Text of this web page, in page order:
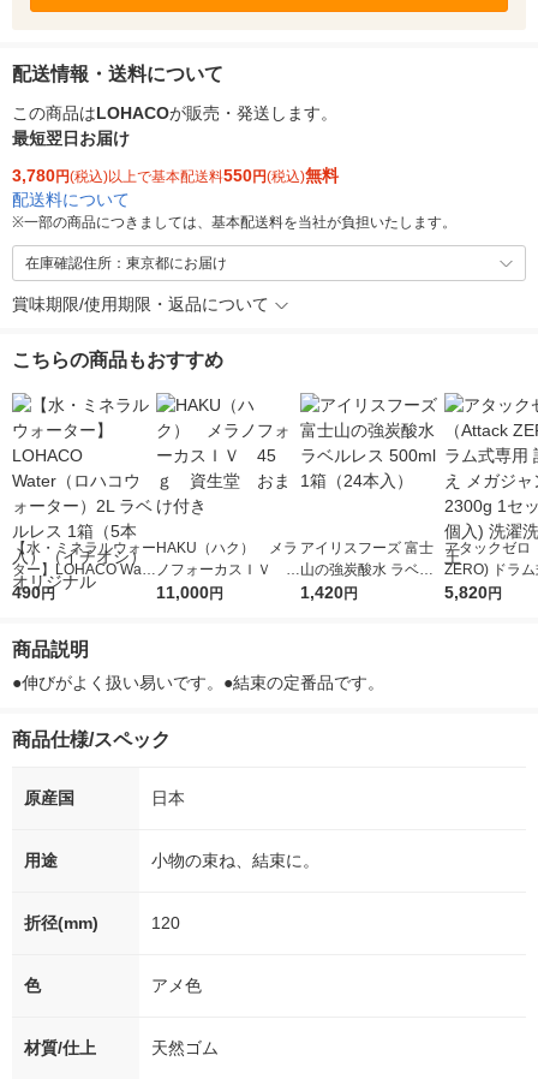
配送情報・送料について
この商品はLOHACOが販売・発送します。
最短翌日お届け
3,780円(税込)以上で基本配送料550円(税込)無料
配送料について
※一部の商品につきましては、基本配送料を当社が負担いたします。
在庫確認住所：東京都にお届け
賞味期限/使用期限・返品について
こちらの商品もおすすめ
【水・ミネラルウォー
ター】LOHACO Wate
r（ロハコウォータ
シ） オリジナル
490円
HAKU（ハク） メラ
ノフォーカスＩＶ 4
5ｇ 資生堂 おまけ
11,000円
アイリスフーズ 富士
山の強炭酸水 ラベル
レス 500ml 1箱（24
1,420円
アタックゼロ
ZERO) ドラ
詰め替え メガ
5,820円
商品説明
●伸びがよく扱い易いです。●結束の定番品です。
商品仕様/スペック
原産国 日本
用途 小物の束ね、結束に。
折径(mm) 120
色 アメ色
材質/仕上 天然ゴム